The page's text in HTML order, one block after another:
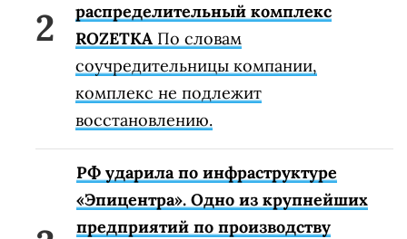
распределительный комплекс
ROZETKA По словам
соучредительницы компании,
комплекс не подлежит
восстановлению.
РФ ударила по инфраструктуре
«Эпицентра». Одно из крупнейших
предприятий по производству